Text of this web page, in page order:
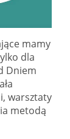
mamy
dla
Dniem
warsztaty
metodą